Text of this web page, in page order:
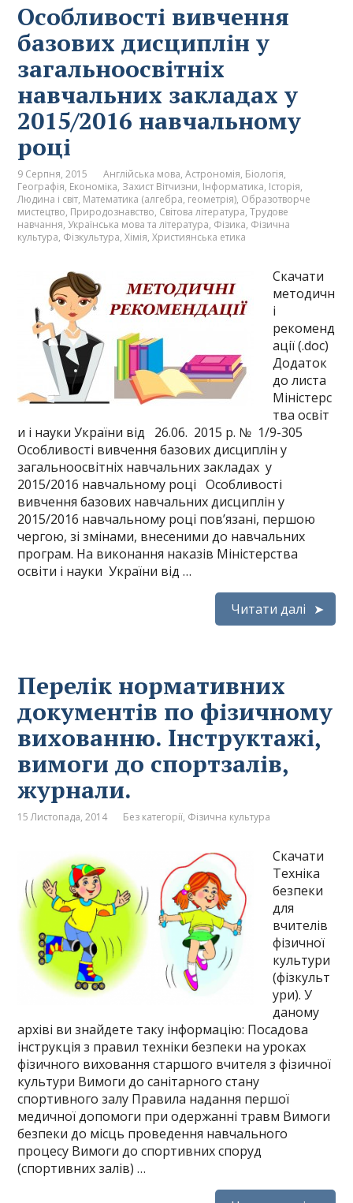
Особливості вивчення
базових дисциплін у
загальноосвітніх
навчальних закладах у
2015/2016 навчальному
році
9 Серпня, 2015 Англійська мова,Астрономія, Біологія,
Географія, Економіка, Захист Вітчизни, Інформатика, Історія,
Людина і світ, Математика (алгебра, геометрія), Образотворче
мистецтво, Природознавство, Світова література,Трудове
навчання, Українська мова та література, Фізика, Фізична
культура, Фізкультура,Хімія,Християнська етика
Скачати
методичн
і
рекоменд
ації (.doc)
Додаток
до листа
Міністерс
тва освіт
и і науки України від 26.06. 2015 р. № 1/9-305
Особливості вивчення базових дисциплін у
загальноосвітніх навчальних закладах у
2015/2016 навчальному році Особливості
вивчення базових навчальних дисциплін у
2015/2016 навчальному році пов’язані, першою
чергою, зі змінами, внесеними до навчальних
програм. На виконання наказів Міністерства
освіти і науки України від …
Читати далі
Перелік нормативних
документів по фізичному
вихованню. Інструктажі,
вимоги до спортзалів,
журнали.
15 Листопада, 2014 Без категорії, Фізична культура
Скачати
Техніка
безпеки
для
вчителів
фізичної
культури
(фізкульт
ури). У
даному
архіві ви знайдете таку інформацію: Посадова
інструкція з правил техніки безпеки на уроках
фізичного виховання старшого вчителя з фізичної
культури Вимоги до санітарного стану
спортивного залу Правила надання першої
медичної допомоги при одержанні травм Вимоги
безпеки до місць проведення навчального
процесу Вимоги до спортивних споруд
(спортивних залів) …